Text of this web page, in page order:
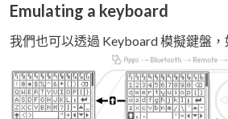
Emulating a keyboard
我們也可以透過 Keyboard 模擬鍵盤，